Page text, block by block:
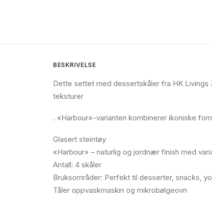
BESKRIVELSE
Dette settet med dessertskåler fra HK Livings
teksturer
. «Harbour»-varianten kombinerer ikoniske
Glasert steintøy
«Harbour» – naturlig og jordnær finish med
Antall: 4 skåler
Bruksområder: Perfekt til desserter, snacks,
Tåler oppvaskmaskin og mikrobølgeovn